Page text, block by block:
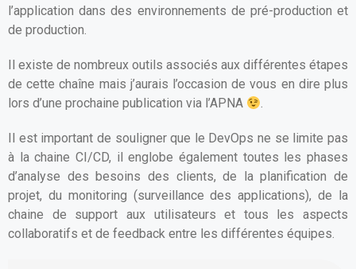
l’application dans des environnements de pré-production et
de production.
Il existe de nombreux outils associés aux différentes étapes
de cette chaîne mais j’aurais l’occasion de vous en dire plus
lors d’une prochaine publication via l’APNA
.
Il est important de souligner que le DevOps ne se limite pas
à la chaine CI/CD, il englobe également toutes les phases
d’analyse des besoins des clients, de la planification de
projet, du monitoring (surveillance des applications), de la
chaine de support aux utilisateurs et tous les aspects
collaboratifs et de feedback entre les différentes équipes.